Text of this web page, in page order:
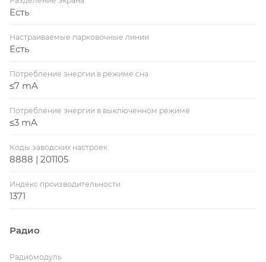
Есть
Настраиваемые парковочные линии
Есть
Потребление энергии в режиме сна
≤7 mA
Потребление энергии в выключенном режиме
≤3 mA
Коды заводских настроек
8888 | 201105
Индекс производительности
1371
Радио
Радиомодуль